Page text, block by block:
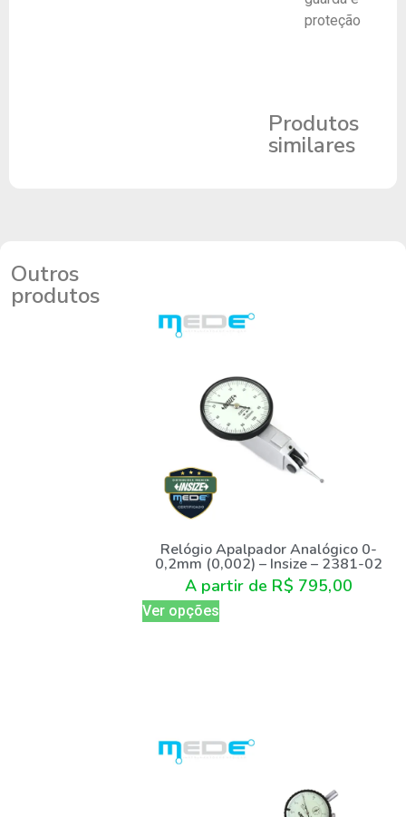
proteção
Produtos
similares
Outros
produtos
Relógio Apalpador Analógico 0-
0,2mm (0,002) – Insize – 2381-02
A partir de R$ 795,00
Ver opções